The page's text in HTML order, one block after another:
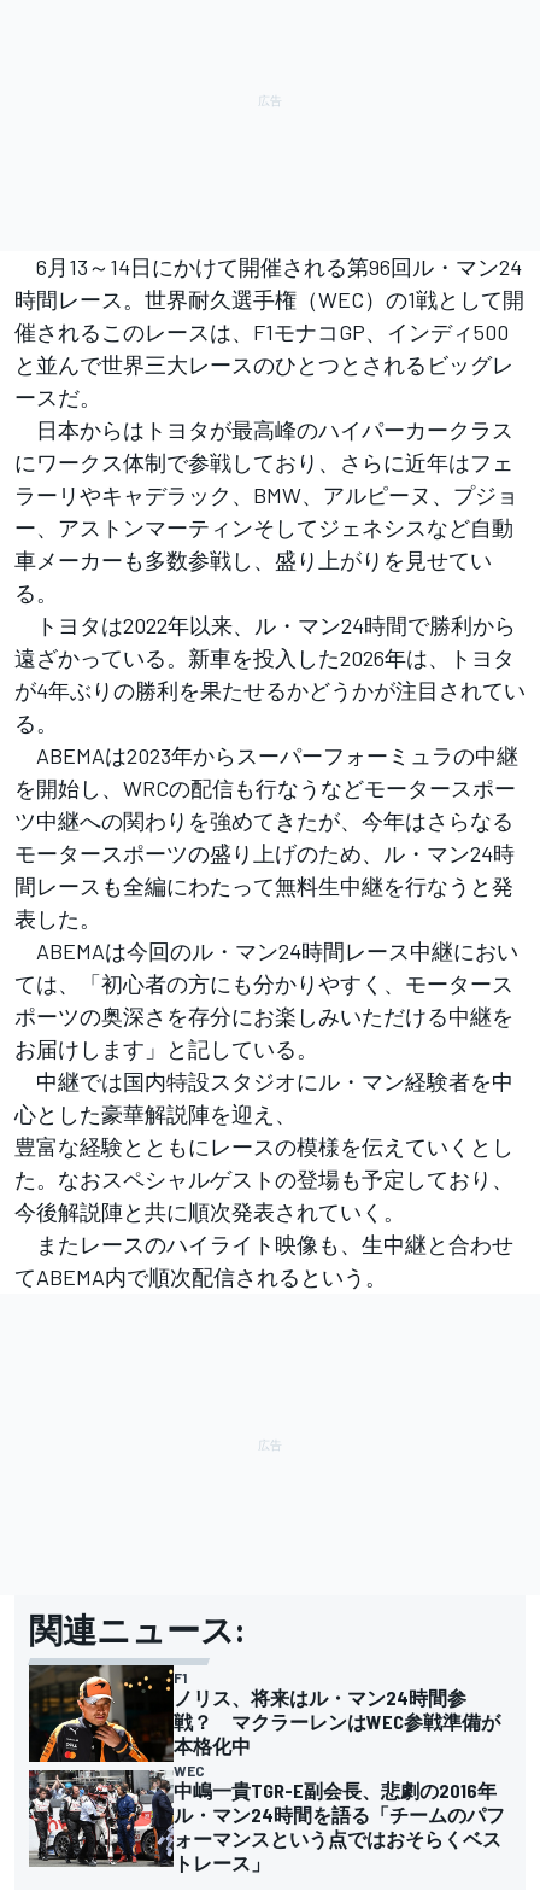
6月13～14日にかけて開催される第96回ル・マン24
時間レース。世界耐久選手権（WEC）の1戦として開
催されるこのレースは、F1モナコGP、インディ500
と並んで世界三大レースのひとつとされるビッグレ
ースだ。
日本からはトヨタが最高峰のハイパーカークラス
にワークス体制で参戦しており、さらに近年はフェ
ラーリやキャデラック、BMW、アルピーヌ、プジョ
ー、アストンマーティンそしてジェネシスなど自動
車メーカーも多数参戦し、盛り上がりを見せてい
る。
トヨタは2022年以来、ル・マン24時間で勝利から
遠ざかっている。新車を投入した2026年は、トヨタ
が4年ぶりの勝利を果たせるかどうかが注目されてい
る。
ABEMAは2023年からスーパーフォーミュラの中継
を開始し、WRCの配信も行なうなどモータースポー
ツ中継への関わりを強めてきたが、今年はさらなる
モータースポーツの盛り上げのため、ル・マン24時
間レースも全編にわたって無料生中継を行なうと発
表した。
ABEMAは今回のル・マン24時間レース中継におい
ては、「初心者の方にも分かりやすく、モータース
ポーツの奥深さを存分にお楽しみいただける中継を
お届けします」と記している。
中継では国内特設スタジオにル・マン経験者を中
心とした豪華解説陣を迎え、
豊富な経験とともにレースの模様を伝えていくとし
た。なおスペシャルゲストの登場も予定しており、
今後解説陣と共に順次発表されていく。
またレースのハイライト映像も、生中継と合わせ
てABEMA内で順次配信されるという。
関連ニュース:
F1
ノリス、将来はル・マン24時間参
戦？ マクラーレンはWEC参戦準備が
本格化中
WEC
中嶋一貴TGR-E副会長、悲劇の2016年
ル・マン24時間を語る「チームのパフ
ォーマンスという点ではおそらくベス
トレース」